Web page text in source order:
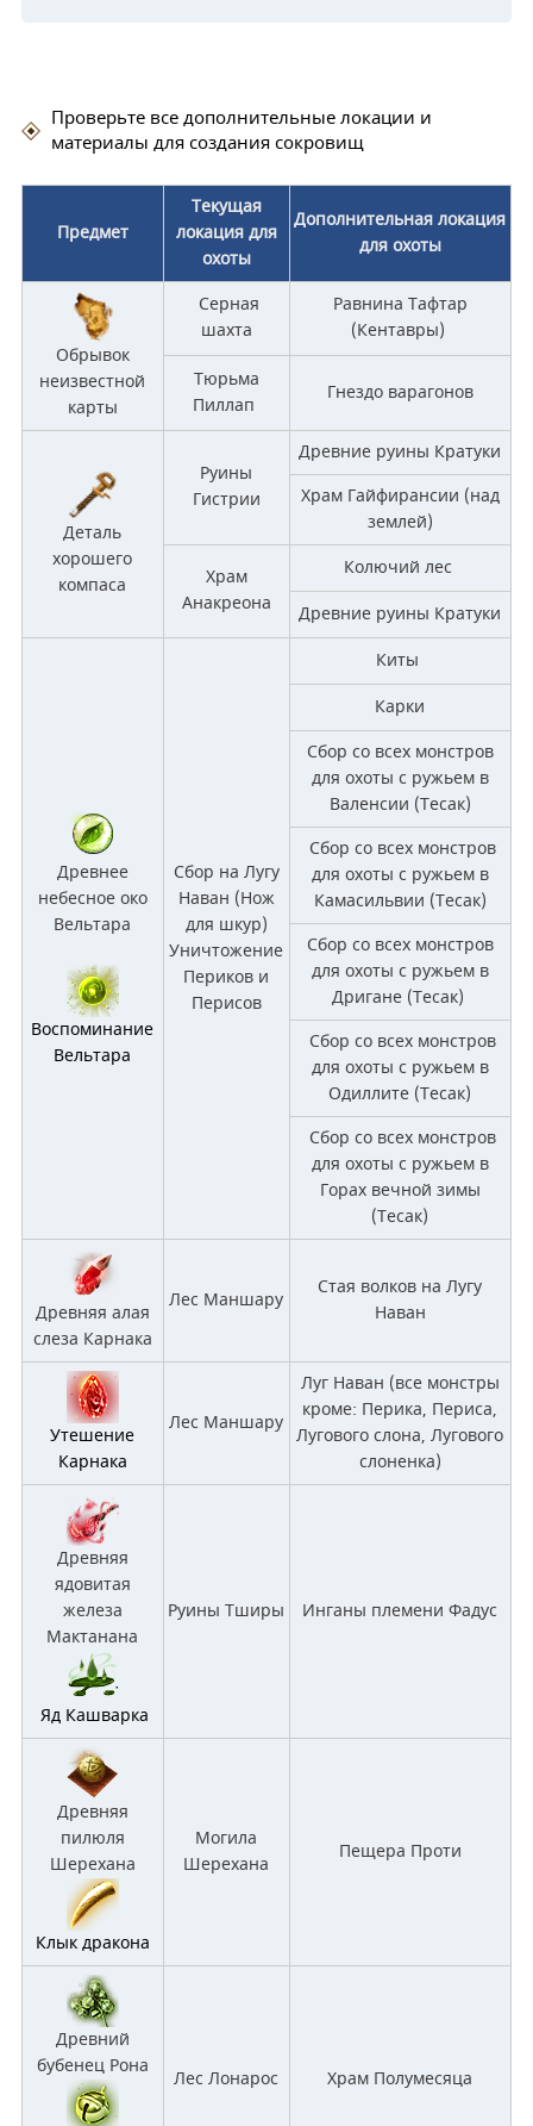
Проверьте все дополнительные локации и
материалы для создания сокровищ
Предмет
Текущая
локация для
охоты
Дополнительная локация
для охоты
Обрывок
неизвестной
карты
Серная
шахта
Равнина Тафтар
(Кентавры)
Тюрьма
Пиллап
Гнездо варагонов
Деталь
хорошего
компаса
Руины
Гистрии
Древние руины Кратуки
Храм Гайфирансии (над
землей)
Храм
Анакреона
Колючий лес
Древние руины Кратуки
Древнее
небесное око
Вельтара
Воспоминание
Вельтара
Сбор на Лугу
Наван (Нож
для шкур)
Уничтожение
Периков и
Перисов
Киты
Карки
Сбор со всех монстров
для охоты с ружьем в
Валенсии (Тесак)
Сбор со всех монстров
для охоты с ружьем в
Камасильвии (Тесак)
Сбор со всех монстров
для охоты с ружьем в
Дригане (Тесак)
Сбор со всех монстров
для охоты с ружьем в
Одиллите (Тесак)
Сбор со всех монстров
для охоты с ружьем в
Горах вечной зимы
(Тесак)
Древняя алая
слеза Карнака
Лес Маншару
Стая волков на Лугу
Наван
Утешение
Карнака
Лес Маншару
Луг Наван (все монстры
кроме: Перика, Периса,
Лугового слона, Лугового
слоненка)
Древняя
ядовитая
железа
Мактанана
Яд Кашварка
Руины Тширы Инганы племени Фадус
Древняя
пилюля
Шерехана
Клык дракона
Могила
Шерехана
Пещера Проти
Древний
бубенец Рона
Лес Лонарос Храм Полумесяца